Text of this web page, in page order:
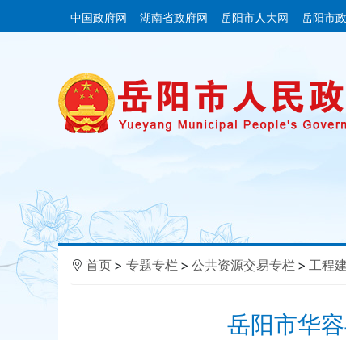
中国政府网 湖南省政府网 岳阳市人大网 岳阳市
首页 > 专题专栏 > 公共资源交易专栏 > 工程
岳阳市华